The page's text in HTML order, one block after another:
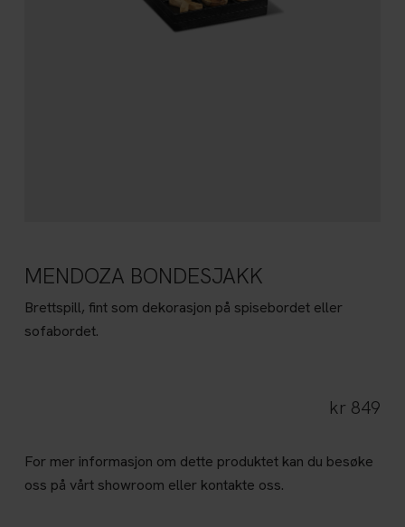
MENDOZA BONDESJAKK
kr 849
Brettspill, fint som dekorasjon på spisebordet eller
sofabordet.
For mer informasjon om dette produktet kan du besøke
oss på vårt showroom eller kontakte oss.